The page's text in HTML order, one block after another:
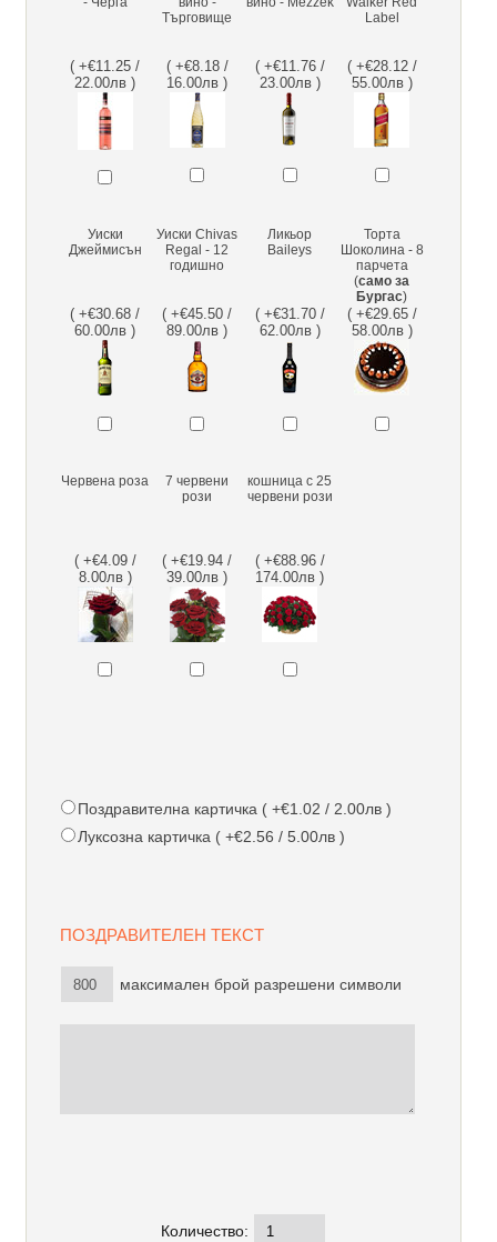
( +€11.25 /
22.00лв )
Търговище
( +€8.18 /
16.00лв )
( +€11.76 /
23.00лв )
Label
( +€28.12 /
55.00лв )
Уиски
Джеймисън
( +€30.68 /
60.00лв )
Уиски Chivas
Regal - 12
годишно
( +€45.50 /
89.00лв )
Ликьор
Baileys
( +€31.70 /
62.00лв )
Торта
Шоколина - 8
парчета
(само за
Бургас)
( +€29.65 /
58.00лв )
Червена роза
( +€4.09 /
8.00лв )
7 червени
рози
( +€19.94 /
39.00лв )
кошница с 25
червени рози
( +€88.96 /
174.00лв )
Поздравителна картичка ( +€1.02 / 2.00лв )
Луксозна картичка ( +€2.56 / 5.00лв )
ПОЗДРАВИТЕЛЕН ТЕКСТ
максимален брой разрешени символи
Количество: